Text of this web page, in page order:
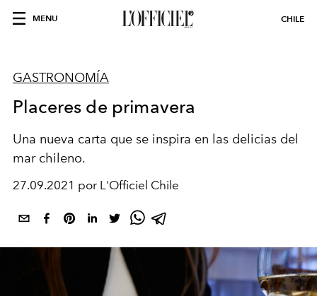
MENU CHILE
GASTRONOMÍA
Placeres de primavera
Una nueva carta que se inspira en las delicias del
mar chileno.
27.09.2021 por L'Officiel Chile